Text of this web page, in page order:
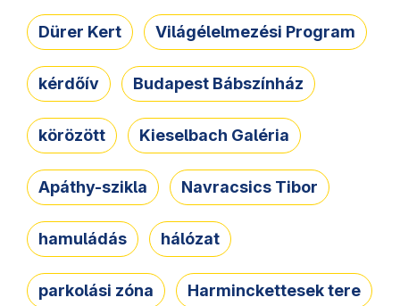
Dürer Kert Világélelmezési Program
kérdőív Budapest Bábszínház
körözött Kieselbach Galéria
Apáthy-szikla Navracsics Tibor
hamuládás hálózat
parkolási zóna Harminckettesek tere